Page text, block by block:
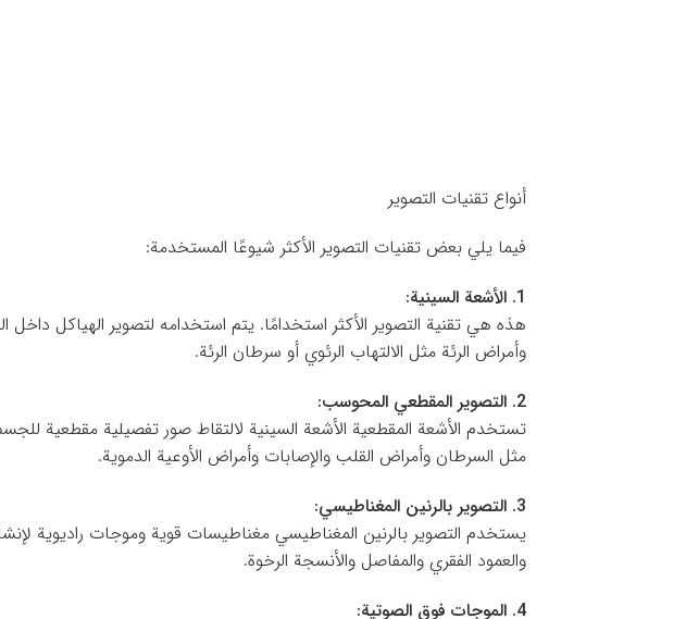
أنواع تقنيات التصوير
فيما يلي بعض تقنيات التصوير الأكثر شيوعًا المستخدمة:
1. الأشعة السينية:
هذه هي تقنية التصوير الأكثر استخدامًا. يتم استخدامه لتصوير الهياكل
وأمراض الرئة مثل الالتهاب الرئوي أو سرطان الرئة.
2. التصوير المقطعي المحوسب:
تستخدم الأشعة المقطعية الأشعة السينية لالتقاط صور تفصيلية مقطعية
مثل السرطان وأمراض القلب والإصابات وأمراض الأوعية الدموية.
3. التصوير بالرنين المغناطيسي:
يستخدم التصوير بالرنين المغناطيسي مغناطيسات قوية وموجات راديوية
والعمود الفقري والمفاصل والأنسجة الرخوة.
4. الموجات فوق الصوتية: